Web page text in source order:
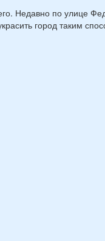
Недавно по улице
город таким